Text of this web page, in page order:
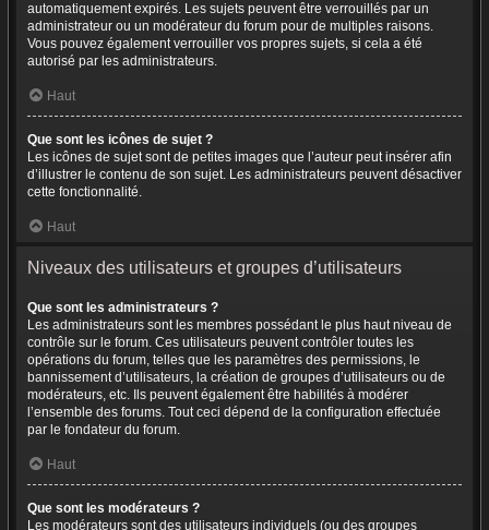
automatiquement expirés. Les sujets peuvent être verrouillés par un
administrateur ou un modérateur du forum pour de multiples raisons.
Vous pouvez également verrouiller vos propres sujets, si cela a été
autorisé par les administrateurs.
Haut
Que sont les icônes de sujet ?
Les icônes de sujet sont de petites images que l’auteur peut insérer afin
d’illustrer le contenu de son sujet. Les administrateurs peuvent désactiver
cette fonctionnalité.
Haut
Niveaux des utilisateurs et groupes d’utilisateurs
Que sont les administrateurs ?
Les administrateurs sont les membres possédant le plus haut niveau de
contrôle sur le forum. Ces utilisateurs peuvent contrôler toutes les
opérations du forum, telles que les paramètres des permissions, le
bannissement d’utilisateurs, la création de groupes d’utilisateurs ou de
modérateurs, etc. Ils peuvent également être habilités à modérer
l’ensemble des forums. Tout ceci dépend de la configuration effectuée
par le fondateur du forum.
Haut
Que sont les modérateurs ?
Les modérateurs sont des utilisateurs individuels (ou des groupes